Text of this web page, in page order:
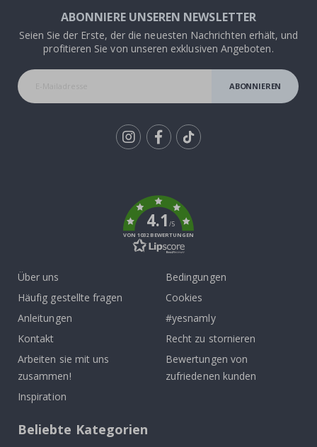
ABONNIERE UNSEREN NEWSLETTER
Seien Sie der Erste, der die neuesten Nachrichten erhält, und
profitieren Sie von unseren exklusiven Angeboten.
ABONNIEREN
4.1/5
VON 1032 BEWERTUNGEN
Über uns
Häufig gestellte fragen
Anleitungen
Kontakt
Arbeiten sie mit uns
zusammen!
Inspiration
Bedingungen
Cookies
#yesnamly
Recht zu stornieren
Bewertungen von
zufriedenen kunden
Beliebte Kategorien